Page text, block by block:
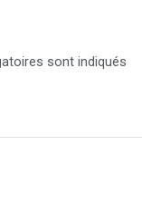
sont indiqués